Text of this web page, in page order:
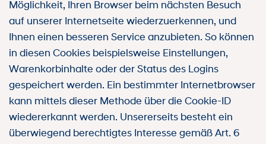
Möglichkeit, Ihren Browser beim nächsten Besuch
auf unserer Internetseite wiederzuerkennen, und
Ihnen einen besseren Service anzubieten. So können
in diesen Cookies beispielsweise Einstellungen,
Warenkorbinhalte oder der Status des Logins
gespeichert werden. Ein bestimmter Internetbrowser
kann mittels dieser Methode über die Cookie-ID
wiedererkannt werden. Unsererseits besteht ein
überwiegend berechtigtes Interesse gemäß Art. 6